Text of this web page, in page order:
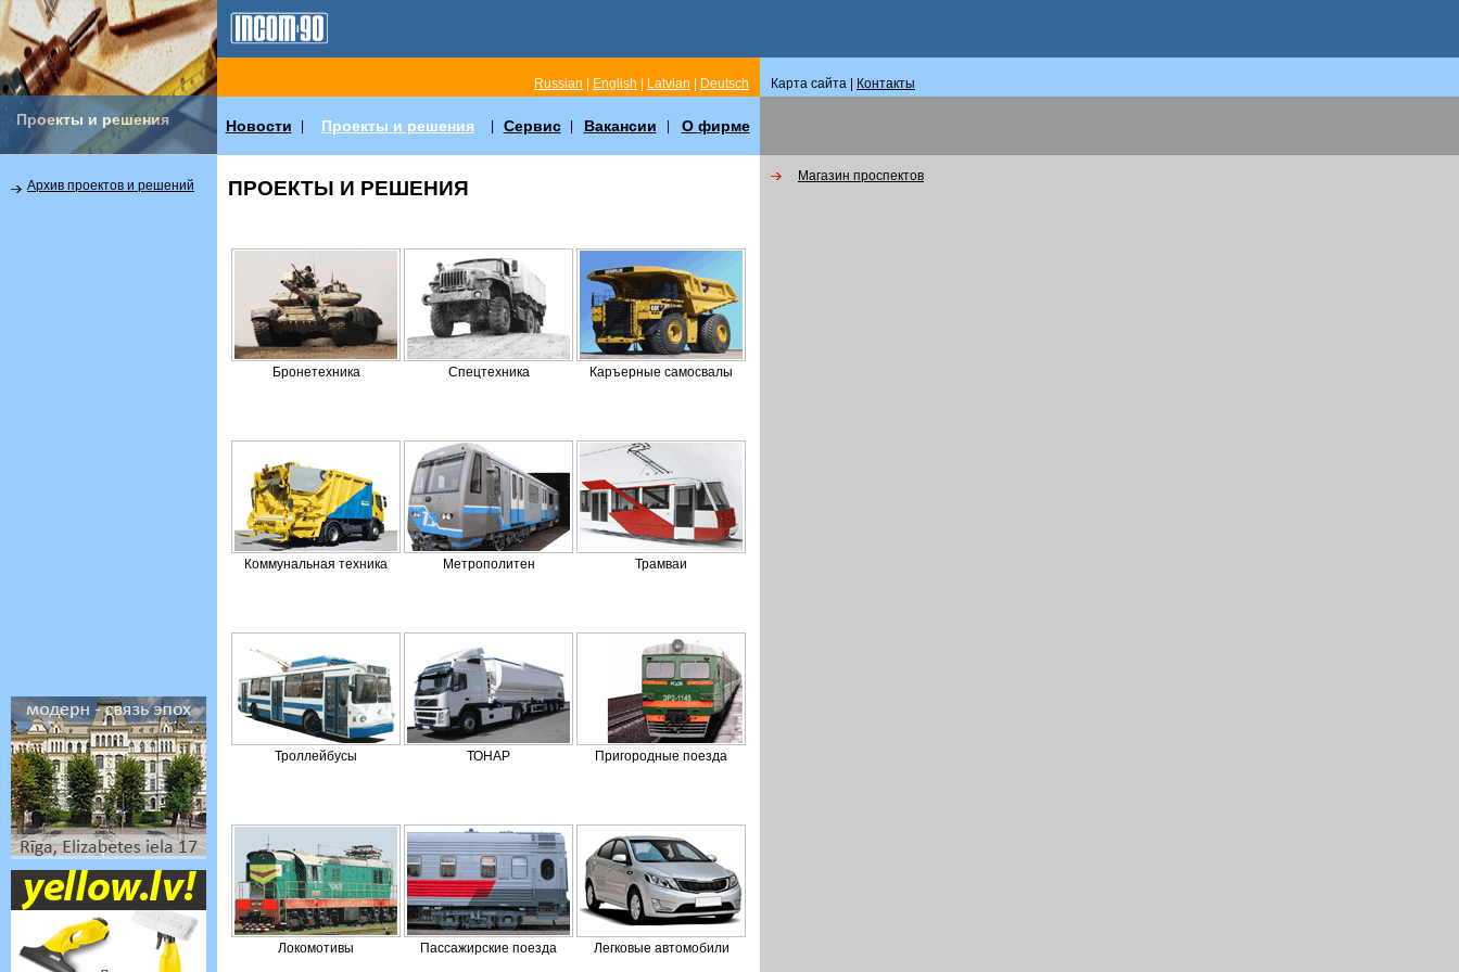
Проекты и решения
Russian English Latvian Deutsch Карта сайта | Контакты
Новости Проекты и решения Сервис Вакансии О фирме
Архив проектов и решений ПРОЕКТЫ И РЕШЕНИЯ
Бронетехника Спецтехника Каръерные самосвалы
Коммунальная техника Метрополитен Трамваи
Троллейбусы ТОНАР Пригородные поезда
Локомотивы Пассажирские поезда Легковые автомобили
Магазин пpоспектов